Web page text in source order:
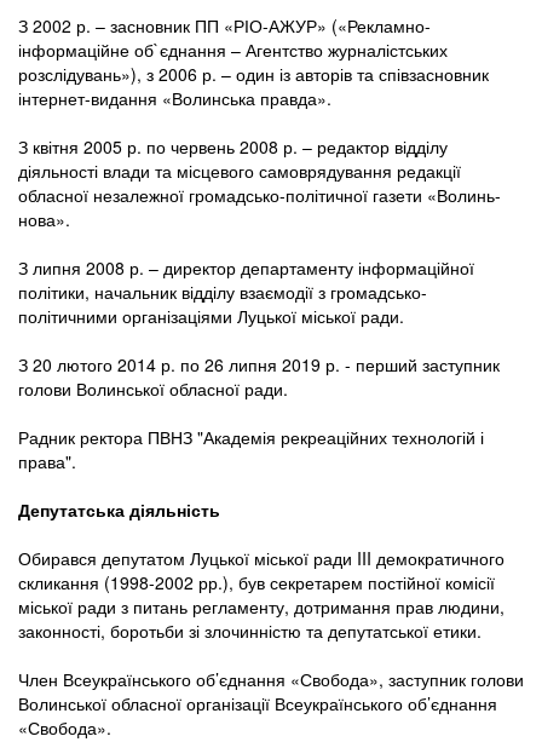
З 2002 р. – засновник ПП «РІО-АЖУР» («Рекламно-
інформаційне об`єднання – Агентство журналістських
розслідувань»), з 2006 р. – один із авторів та співзасновник
інтернет-видання «Волинська правда».
З квітня 2005 р. по червень 2008 р. – редактор відділу
діяльності влади та місцевого самоврядування редакції
обласної незалежної громадсько-політичної газети «Волинь-
нова».
З липня 2008 р. – директор департаменту інформаційної
політики, начальник відділу взаємодії з громадсько-
політичними організаціями Луцької міської ради.
З 20 лютого 2014 р. по 26 липня 2019 р. - перший заступник
голови Волинської обласної ради.
Радник ректора ПВНЗ "Академія рекреаційних технологій і
права".
Депутатська діяльність
Обирався депутатом Луцької міської ради III демократичного
скликання (1998-2002 рр.), був секретарем постійної комісії
міської ради з питань регламенту, дотримання прав людини,
законності, боротьби зі злочинністю та депутатської етики.
Член Всеукраїнського об’єднання «Свобода», заступник голови
Волинської обласної організації Всеукраїнського об’єднання
«Свобода».